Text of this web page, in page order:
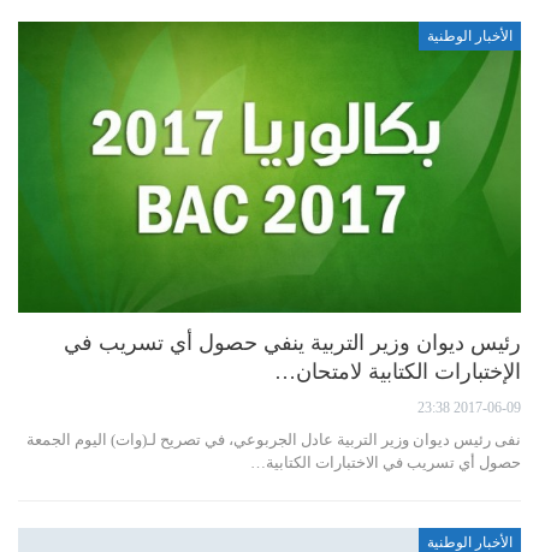
الأخبار الوطنية
رئيس ديوان وزير التربية ينفي حصول أي تسريب في
الإختبارات الكتابية لامتحان…
2017-06-09 23:38
نفى رئيس ديوان وزير التربية عادل الجربوعي، في تصريح لـ(وات) اليوم الجمعة
حصول أي تسريب في الاختبارات الكتابية…
الأخبار الوطنية